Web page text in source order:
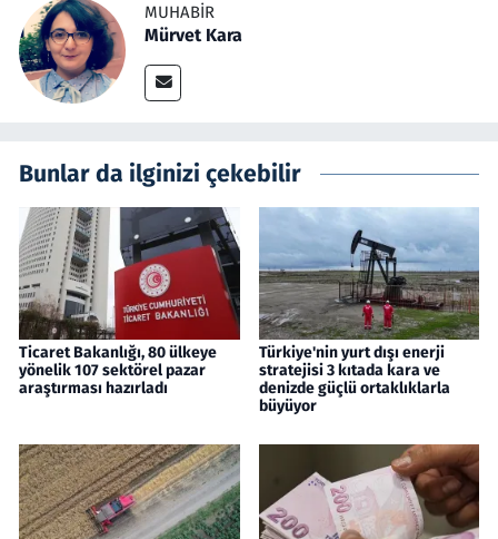
MUHABIR
Mürvet Kara
Bunlar da ilginizi çekebilir
Ticaret Bakanlığı, 80 ülkeye
yönelik 107 sektörel pazar
araştırması hazırladı
Türkiye'nin yurt dışı enerji
stratejisi 3 kıtada kara ve
denizde güçlü ortaklıklarla
büyüyor